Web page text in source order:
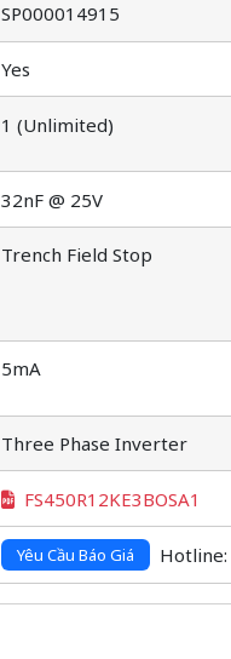
SP000014915
Yes
1 (Unlimited)
32nF @ 25V
Trench Field Stop
5mA
Three Phase Inverter
FS450R12KE3BOSA1
Yêu Cầu Báo Giá Hotline: